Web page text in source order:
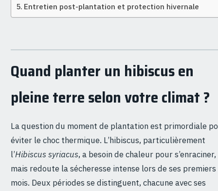
Entretien post-plantation et protection hivernale
Quand planter un hibiscus en
pleine terre selon votre climat ?
La question du moment de plantation est primordiale
éviter le choc thermique. L’hibiscus, particulièrement
l’Hibiscus syriacus, a besoin de chaleur pour s’enraciner,
mais redoute la sécheresse intense lors de ses premiers
mois. Deux périodes se distinguent, chacune avec ses